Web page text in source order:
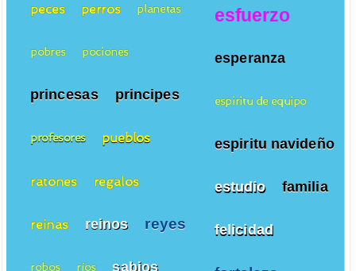
esfuerzo
esperanza
espiritu de equipo
espiritu navideño
estudio familia
felicidad
peces perros planetas
pobres pociones
princesas principes
profesores pueblos
ratones regalos
reinas reinos reyes
robos ríos sabios